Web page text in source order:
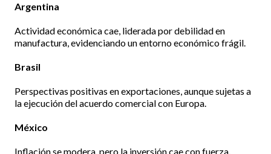
Argentina
Actividad económica cae, liderada por debilidad en
manufactura, evidenciando un entorno económico frágil.
Brasil
Perspectivas positivas en exportaciones, aunque sujetas a
la ejecución del acuerdo comercial con Europa.
México
Inflación se modera, pero la inversión cae con fuerza.